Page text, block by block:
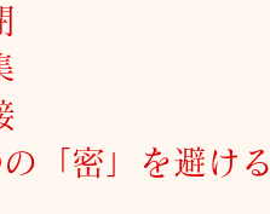
「密」を避ける